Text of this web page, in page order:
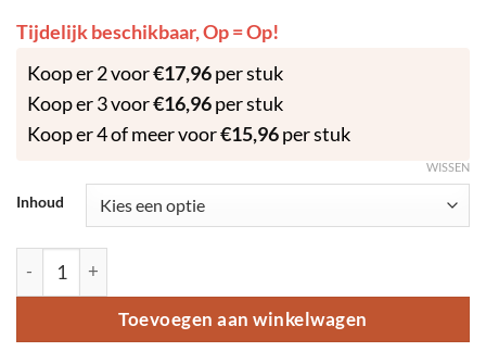
Tijdelijk beschikbaar, Op = Op!
Koop er 2 voor€17,96per stuk
Koop er 3 voor€16,96per stuk
Koop er 4 of meer voor€15,96per stuk
Inhoud
WISSEN
100% Pure Shilajit Resin aantal
Toevoegen aan winkelwagen